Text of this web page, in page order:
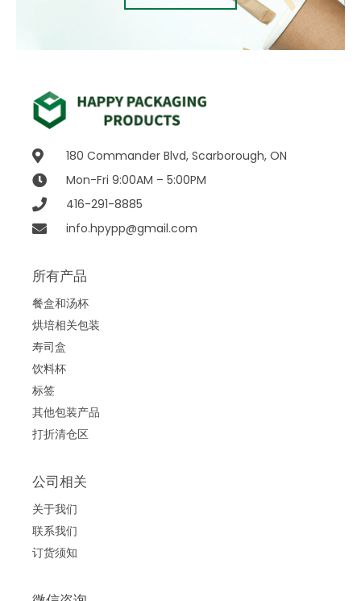
180 Commander Blvd, Scarborough, ON
Mon-Fri 9:00AM – 5:00PM
416-291-8885
info.hpypp@gmail.com
所有产品
餐盒和汤杯
烘培相关包装
寿司盒
饮料杯
标签
其他包装产品
打折清仓区
公司相关
关于我们
联系我们
订货须知